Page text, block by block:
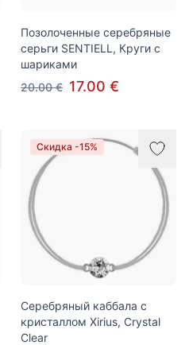
Позолоченные серебряные
серьги SENTIELL, Круги с
шариками
20.00 € 17.00 €
Скидка -15%
Серебряный каббала с
кристаллом Xirius, Crystal
Clear